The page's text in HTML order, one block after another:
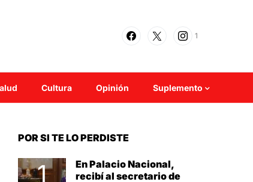
1
Cultura Opinión Suplemento
POR SI TE LO PERDISTE
En Palacio Nacional,
recibí al secretario de